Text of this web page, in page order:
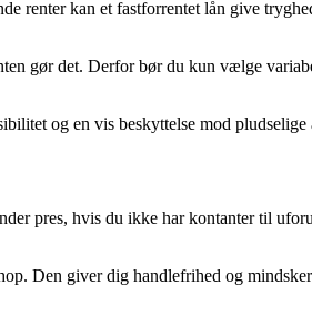
renter kan et fastforrentet lån give
gør det. Derfor bør du kun vælge
og en vis beskyttelse mod
pres, hvis du ikke har kontanter til
Den giver dig handlefrihed og